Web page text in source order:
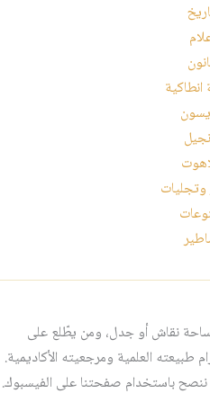
نقاش أو جدل، ومن يطّلع على
العلمية ومرجعيته الأكاديمية.
باستخدام صفحتنا على الفيسبوك.